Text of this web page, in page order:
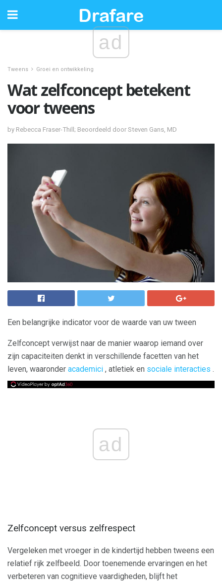
ad
Tweens Groei en ontwikkeling
Wat zelfconcept betekent
voor tweens
by Rebecca Fraser-Thill; Beoordeeld door Steven Gans, MD
Een belangrijke indicator voor de waarde van uw tween
Zelfconcept verwijst naar de manier waarop iemand over
zijn capaciteiten denkt in verschillende facetten van het
leven, waaronder academici , atletiek en sociale interacties .
ad
Zelfconcept versus zelfrespect
Vergeleken met vroeger in de kindertijd hebben tweens een
relatief rijk zelfbeeld. Door toenemende ervaringen en het
verbeteren van cognitieve vaardigheden, blijft het